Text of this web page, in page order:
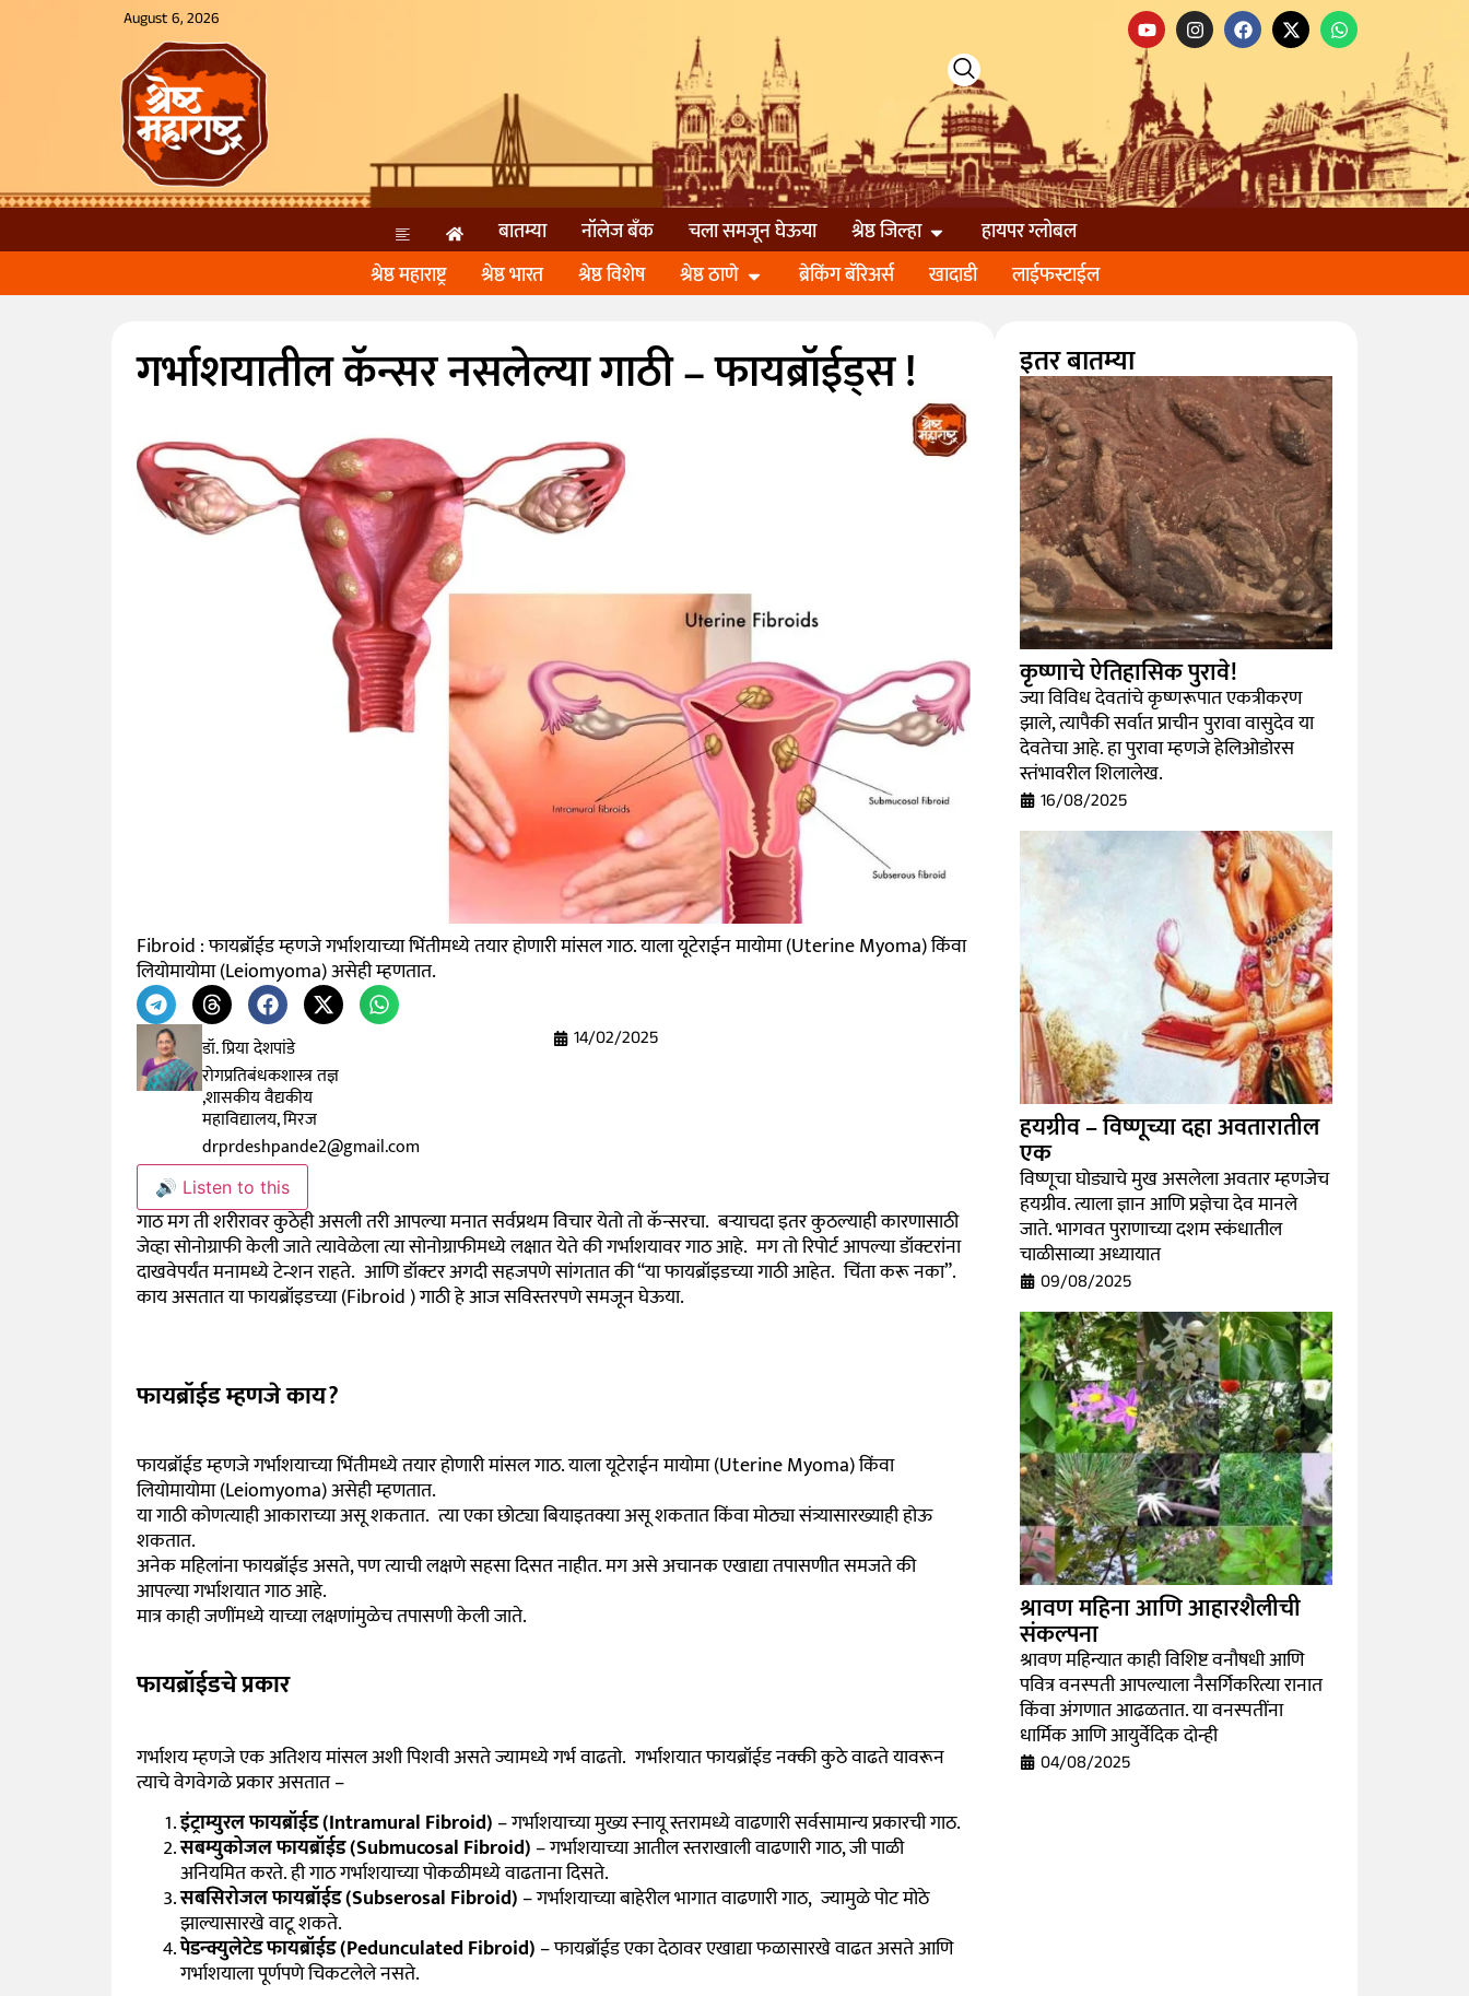
August 6, 2026
बातम्या नॉलेज बॅंक चला समजून घेऊया श्रेष्ठ जिल्हा
हायपर ग्लोबल
श्रेष्ठ महाराष्ट्र
श्रेष्ठ भारत श्रेष्ठ विशेष श्रेष्ठ ठाणे ब्रेकिंग बॅरिअर्स खादाडी लाईफस्टाईल
गर्भाशयातील कॅन्सर नसलेल्या गाठी – फायब्रॉईड्स !
Fibroid : फायब्रॉईड म्हणजे गर्भाशयाच्या भिंतीमध्ये तयार होणारी मांसल गाठ. याला यूटेराईन मायोमा (Uterine Myoma) किंवा
लियोमायोमा (Leiomyoma) असेही म्हणतात.
डॉ. प्रिया देशपांडे
रोगप्रतिबंधकशास्त्र तज्ञ
,शासकीय वैद्यकीय
महाविद्यालय, मिरज
drprdeshpande2@gmail.com
14/02/2025
🔊 Listen to this
गाठ मग ती शरीरावर कुठेही असली तरी आपल्या मनात सर्वप्रथम विचार येतो तो कॅन्सरचा. बऱ्याचदा इतर कुठल्याही कारणासाठी
जेव्हा सोनोग्राफी केली जाते त्यावेळेला त्या सोनोग्राफीमध्ये लक्षात येते की गर्भाशयावर गाठ आहे. मग तो रिपोर्ट आपल्या डॉक्टरांना
दाखवेपर्यंत मनामध्ये टेन्शन राहते. आणि डॉक्टर अगदी सहजपणे सांगतात की “या फायब्रॉइडच्या गाठी आहेत. चिंता करू नका”.
काय असतात या फायब्रॉइडच्या (Fibroid ) गाठी हे आज सविस्तरपणे समजून घेऊया.
फायब्रॉईड म्हणजे काय?
फायब्रॉईड म्हणजे गर्भाशयाच्या भिंतीमध्ये तयार होणारी मांसल गाठ. याला यूटेराईन मायोमा (Uterine Myoma) किंवा
लियोमायोमा (Leiomyoma) असेही म्हणतात.
या गाठी कोणत्याही आकाराच्या असू शकतात. त्या एका छोट्या बियाइतक्या असू शकतात किंवा मोठ्या संत्र्यासारख्याही होऊ
शकतात.
अनेक महिलांना फायब्रॉईड असते, पण त्याची लक्षणे सहसा दिसत नाहीत. मग असे अचानक एखाद्या तपासणीत समजते की
आपल्या गर्भाशयात गाठ आहे.
मात्र काही जणींमध्ये याच्या लक्षणांमुळेच तपासणी केली जाते.
फायब्रॉईडचे प्रकार
गर्भाशय म्हणजे एक अतिशय मांसल अशी पिशवी असते ज्यामध्ये गर्भ वाढतो. गर्भाशयात फायब्रॉईड नक्की कुठे वाढते यावरून
त्याचे वेगवेगळे प्रकार असतात –
इंट्राम्युरल फायब्रॉईड (Intramural Fibroid) – गर्भाशयाच्या मुख्य स्नायू स्तरामध्ये वाढणारी सर्वसामान्य प्रकारची गाठ.
सबम्युकोजल फायब्रॉईड (Submucosal Fibroid) – गर्भाशयाच्या आतील स्तराखाली वाढणारी गाठ, जी पाळी
अनियमित करते. ही गाठ गर्भाशयाच्या पोकळीमध्ये वाढताना दिसते.
सबसिरोजल फायब्रॉईड (Subserosal Fibroid) – गर्भाशयाच्या बाहेरील भागात वाढणारी गाठ, ज्यामुळे पोट मोठे
झाल्यासारखे वाटू शकते.
पेडन्क्युलेटेड फायब्रॉईड (Pedunculated Fibroid) – फायब्रॉईड एका देठावर एखाद्या फळासारखे वाढत असते आणि
गर्भाशयाला पूर्णपणे चिकटलेले नसते.
इतर बातम्या
कृष्णाचे ऐतिहासिक पुरावे!
ज्या विविध देवतांचे कृष्णरूपात एकत्रीकरण
झाले, त्यापैकी सर्वात प्राचीन पुरावा वासुदेव या
देवतेचा आहे. हा पुरावा म्हणजे हेलिओडोरस
स्तंभावरील शिलालेख.
16/08/2025
हयग्रीव – विष्णूच्या दहा अवतारातील
एक
विष्णूचा घोड्याचे मुख असलेला अवतार म्हणजेच
हयग्रीव. त्याला ज्ञान आणि प्रज्ञेचा देव मानले
जाते. भागवत पुराणाच्या दशम स्कंधातील
चाळीसाव्या अध्यायात
09/08/2025
श्रावण महिना आणि आहारशैलीची
संकल्पना
श्रावण महिन्यात काही विशिष्ट वनौषधी आणि
पवित्र वनस्पती आपल्याला नैसर्गिकरित्या रानात
किंवा अंगणात आढळतात. या वनस्पतींना
धार्मिक आणि आयुर्वेदिक दोन्ही
04/08/2025